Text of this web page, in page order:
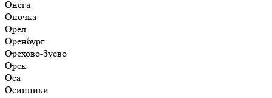
Онега
Опочка
Орёл
Оренбург
Орехово-Зуево
Орск
Оса
Осинники